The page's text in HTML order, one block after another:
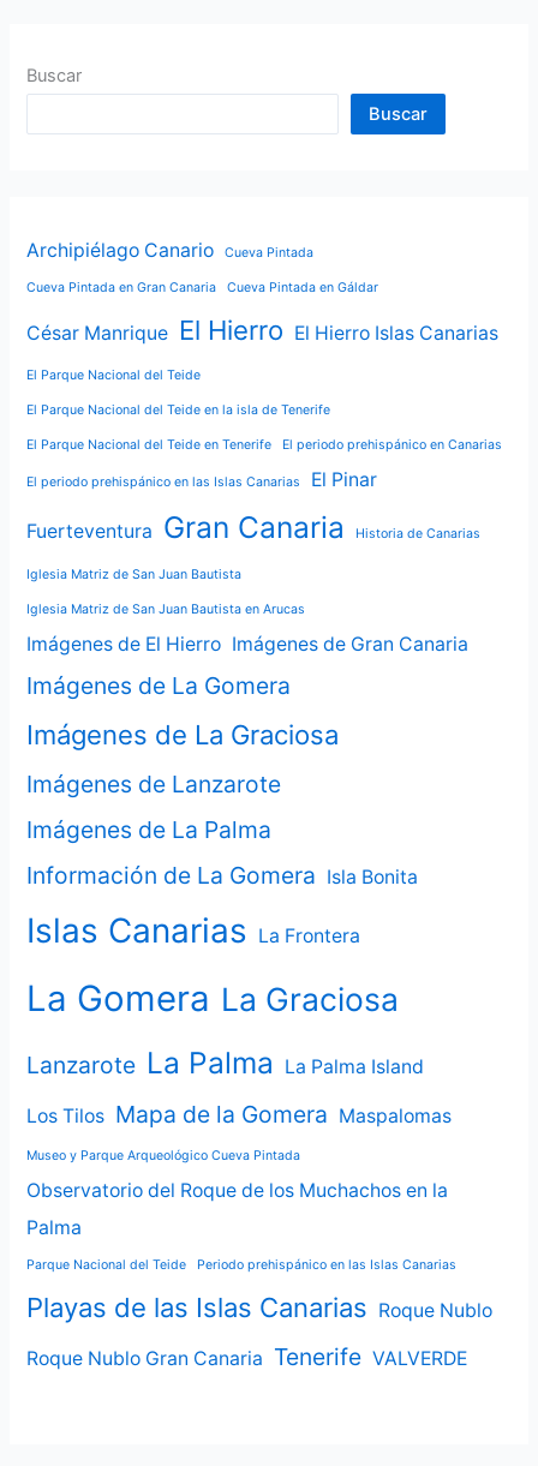
Buscar
Buscar
Archipiélago Canario Cueva Pintada
Cueva Pintada en Gran Canaria Cueva Pintada en Gáldar
César Manrique El Hierro El Hierro Islas Canarias
El Parque Nacional del Teide
El Parque Nacional del Teide en la isla de Tenerife
El Parque Nacional del Teide en Tenerife El periodo prehispánico en Canarias
El periodo prehispánico en las Islas Canarias El Pinar
Fuerteventura Gran Canaria Historia de Canarias
Iglesia Matriz de San Juan Bautista
Iglesia Matriz de San Juan Bautista en Arucas
Imágenes de El Hierro Imágenes de Gran Canaria
Imágenes de La Gomera
Imágenes de La Graciosa
Imágenes de Lanzarote
Imágenes de La Palma
Información de La Gomera Isla Bonita
Islas Canarias La Frontera
La Gomera La Graciosa
Lanzarote La Palma La Palma Island
Los Tilos Mapa de la Gomera Maspalomas
Museo y Parque Arqueológico Cueva Pintada
Observatorio del Roque de los Muchachos en la
Palma
Parque Nacional del Teide Periodo prehispánico en las Islas Canarias
Playas de las Islas Canarias Roque Nublo
Roque Nublo Gran Canaria Tenerife VALVERDE